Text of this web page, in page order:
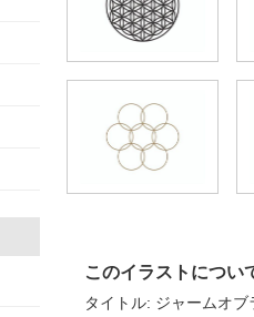
このイラストについ
タイトル: ジャームオ